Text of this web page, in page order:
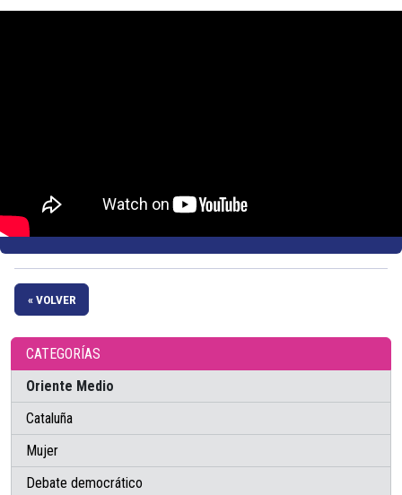
CATEGORÍAS
Oriente Medio
Cataluña
Mujer
Debate democrático
« VOLVER